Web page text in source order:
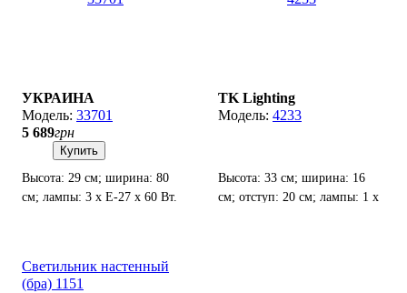
УКРАИНА
33701
5 689грн
Купить
Высота: 29 см; ширина: 80
см; лампы: 3 х Е-27 х 60 Вт.
TK Lighting
4233
Высота: 33 см; ширина: 16
см; отступ: 20 см; лампы: 1 х
Светильник настенный
(бра) 1151